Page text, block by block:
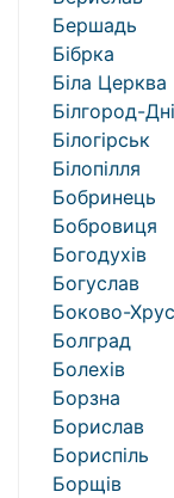
Бершадь
Бібрка
Біла Церква
Білгород-
Білогірськ
Білопілля
Бобринець
Бобровиця
Богодухів
Богуслав
Боково-
Болград
Болехів
Борзна
Борислав
Бориспіль
Борщів